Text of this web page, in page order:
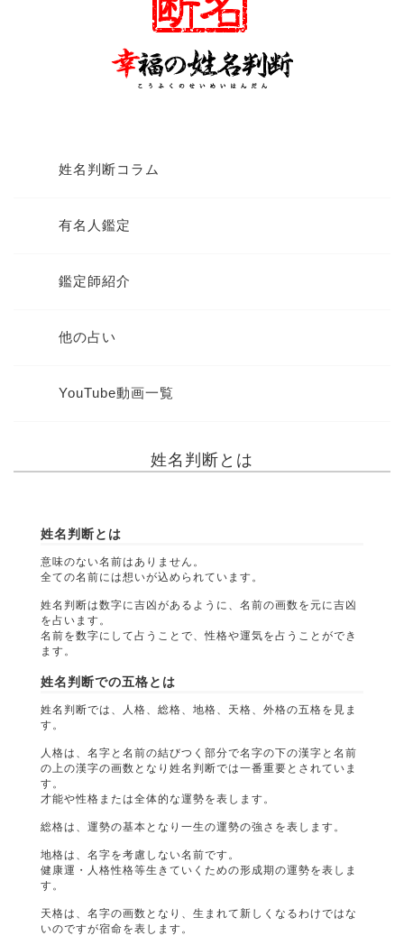
姓名判断コラム
有名人鑑定
鑑定師紹介
他の占い
YouTube動画一覧
姓名判断とは
姓名判断とは
意味のない名前はありません。
全ての名前には想いが込められています。
姓名判断は数字に吉凶があるように、名前の画数を元に吉凶
を占います。
名前を数字にして占うことで、性格や運気を占うことができ
ます。
姓名判断での五格とは
姓名判断では、人格、総格、地格、天格、外格の五格を見ま
す。
人格は、名字と名前の結びつく部分で名字の下の漢字と名前
の上の漢字の画数となり姓名判断では一番重要とされていま
す。
才能や性格または全体的な運勢を表します。
総格は、運勢の基本となり一生の運勢の強さを表します。
地格は、名字を考慮しない名前です。
健康運・人格性格等生きていくための形成期の運勢を表しま
す。
天格は、名字の画数となり、生まれて新しくなるわけではな
いのですが宿命を表します。